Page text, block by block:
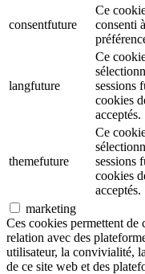
consentfuture
Ce
consenti
langfuture
Ce
sessions
cookies
acceptés.
themefuture
Ce
sessions
cookies
acceptés.
marketing
Ces cookies permettent de
relation avec des
utilisateur, la convivialité,
de ce site web et des